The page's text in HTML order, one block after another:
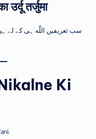
तर्जुमा
سب ثعریفیں اللّٰه ہی کے لے
Ki